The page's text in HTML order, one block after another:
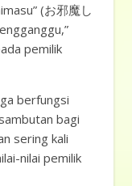
(お邪魔し
pemilik
berfungsi
bagi
sering kali
nilai pemilik